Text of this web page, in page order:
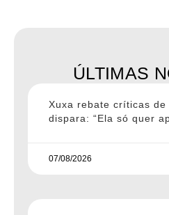
ÚLTIMAS
Xuxa rebate críticas
dispara: “Ela só quer
07/08/2026